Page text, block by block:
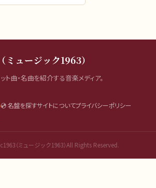
ュージック1963）
曲・名曲を紹介する音楽メディア。
💿 名盤を探すサイトについてプライバシーポリシー
（ミュージック1963）All Rights Reserved.